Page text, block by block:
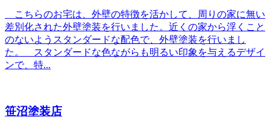
こちらのお宅は、外壁の特徴を活かして、周りの家に無い
差別化された外壁塗装を行いました。近くの家から浮くこと
のないようスタンダードな配色で、外壁塗装を行いまし
た。 スタンダードな色ながらも明るい印象を与えるデザイ
ンで、特...
笹沼塗装店